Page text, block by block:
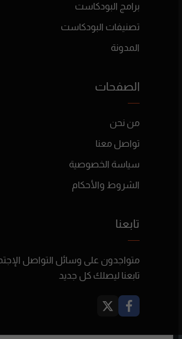
برامج البودكاست
تصنيفات البودكاست
المدونة
الصفحات
من نحن
تواصل معنا
سياسة الخصوصية
الشروط والأحكام
تابعنا
متواجدون على وسائل التواصل
تابعنا ليصلك كل جديد